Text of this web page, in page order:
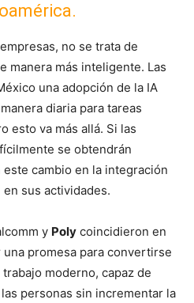
no se trata de
manera más inteligente. Las
una adopción de la IA
diaria para tareas
esto va más allá. Si las
se obtendrán
cambio en la integración
sus actividades.
y Poly coincidieron en
promesa para convertirse
moderno, capaz de
personas sin incrementar la